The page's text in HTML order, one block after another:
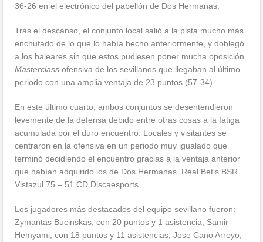
36-26 en el electrónico del pabellón de Dos Hermanas.
Tras el descanso, el conjunto local salió a la pista mucho más
enchufado de lo que lo había hecho anteriormente, y doblegó
a los baleares sin que estos pudiesen poner mucha oposición.
Masterclass ofensiva de los sevillanos que llegaban al último
periodo con una amplia ventaja de 23 puntos (57-34).
En este último cuarto, ambos conjuntos se desentendieron
levemente de la defensa debido entre otras cosas a la fatiga
acumulada por el duro encuentro. Locales y visitantes se
centraron en la ofensiva en un periodo muy igualado que
terminó decidiendo el encuentro gracias a la ventaja anterior
que habían adquirido los de Dos Hermanas. Real Betis BSR
Vistazul 75 – 51 CD Discaesports.
Los jugadores más destacados del equipo sevillano fueron:
Zymantas Bucinskas, con 20 puntos y 1 asistencia; Samir
Hemyami, con 18 puntos y 11 asistencias; Jose Cano Arroyo,